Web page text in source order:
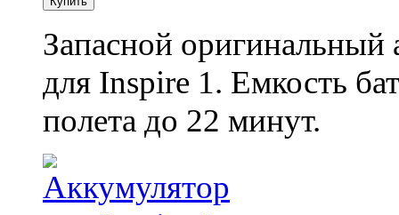
Запасной оригинальный
для Inspire 1. Емкость
полета до 22 минут.